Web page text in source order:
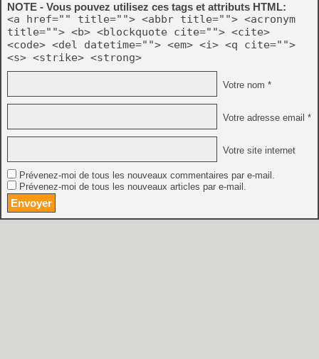
NOTE - Vous pouvez utilisez ces tags et attributs HTML:
<a href="" title=""> <abbr title=""> <acronym
title=""> <b> <blockquote cite=""> <cite>
<code> <del datetime=""> <em> <i> <q cite="">
<s> <strike> <strong>
Votre nom *
Votre adresse email *
Votre site internet
Prévenez-moi de tous les nouveaux commentaires par e-mail.
Prévenez-moi de tous les nouveaux articles par e-mail.